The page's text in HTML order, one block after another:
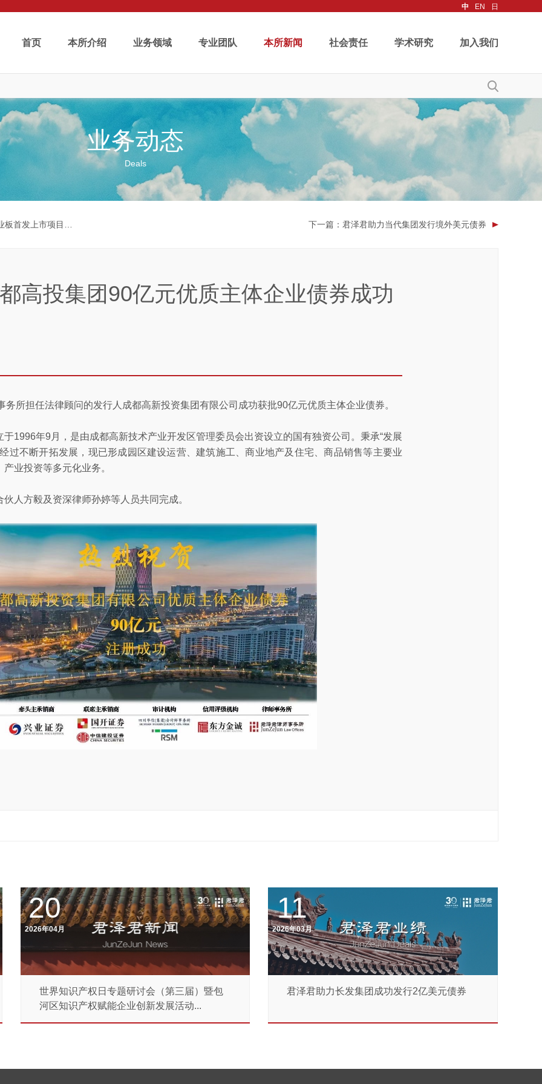
中 EN 日
首页 本所介绍 业务领域 专业团队 本所新闻 社会责任 学术研究 加入我们
业务动态
Deals
上市项目成功注册 下一篇 ：君泽君助力当代集团发行境外美元债券
高投集团90亿元优质主体企业债券成功
所担任法律顾问的发行人成都高新投资集团有限公司成功获批90亿元优质主体企业债券。
1996年9月，是由成都高新技术产业开发区管理委员会出资设立的国有独资公司。秉承“发展
过不断开拓发展，现已形成园区建设运营、建筑施工、商业地产及住宅、商品销售等主要业
业投资等多元化业务。
人方毅及资深律师孙婷等人员共同完成。
20
2026年04月
世界知识产权日专题研讨会（第三届）暨包
河区知识产权赋能企业创新发展活动...
11
2026年03月
君泽君助力长发集团成功发行2亿美元债券